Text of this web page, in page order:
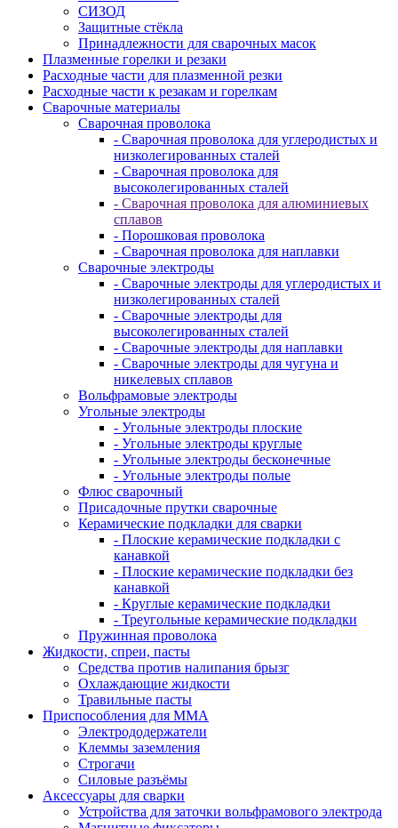
СИЗОД
Защитные стёкла
Принадлежности для сварочных масок
Плазменные горелки и резаки
Расходные части для плазменной резки
Расходные части к резакам и горелкам
Сварочные материалы
Сварочная проволока
- Сварочная проволока для углеродистых и
низколегированных сталей
- Сварочная проволока для
высоколегированных сталей
- Сварочная проволока для алюминиевых
сплавов
- Порошковая проволока
- Сварочная проволока для наплавки
Сварочные электроды
- Сварочные электроды для углеродистых и
низколегированных сталей
- Сварочные электроды для
высоколегированных сталей
- Сварочные электроды для наплавки
- Сварочные электроды для чугуна и
никелевых сплавов
Вольфрамовые электроды
Угольные электроды
- Угольные электроды плоские
- Угольные электроды круглые
- Угольные электроды бесконечные
- Угольные электроды полые
Флюс сварочный
Присадочные прутки сварочные
Керамические подкладки для сварки
- Плоские керамические подкладки с
канавкой
- Плоские керамические подкладки без
канавкой
- Круглые керамические подкладки
- Треугольные керамические подкладки
Пружинная проволока
Жидкости, спреи, пасты
Средства против налипания брызг
Охлаждающие жидкости
Травильные пасты
Приспособления для ММА
Электрододержатели
Клеммы заземления
Строгачи
Силовые разъёмы
Аксессуары для сварки
Устройства для заточки вольфрамового электрода